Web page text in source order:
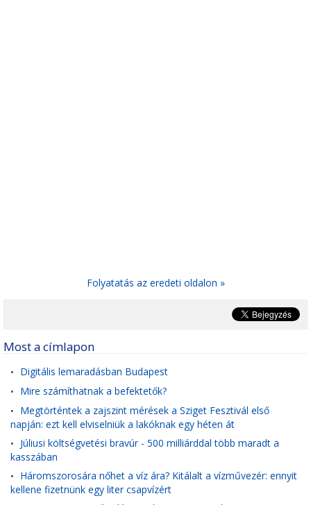
Folyatatás az eredeti oldalon »
Most a címlapon
• Digitális lemaradásban Budapest
• Mire számíthatnak a befektetők?
• Megtörténtek a zajszint mérések a Sziget Fesztivál első
napján: ezt kell elviselniük a lakóknak egy héten át
• Júliusi költségvetési bravúr - 500 milliárddal több maradt a
kasszában
• Háromszorosára nőhet a víz ára? Kitálalt a vízművezér: ennyit
kellene fizetnünk egy liter csapvízért